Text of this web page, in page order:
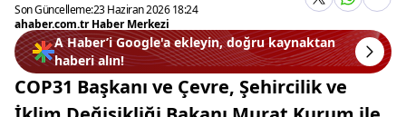
Son Güncelleme:23 Haziran 2026 18:24
ahaber.com.tr Haber Merkezi
A Haber’i Google'a ekleyin, doğru kaynaktan
haberi alın!
COP31 Başkanı ve Çevre, Şehircilik ve